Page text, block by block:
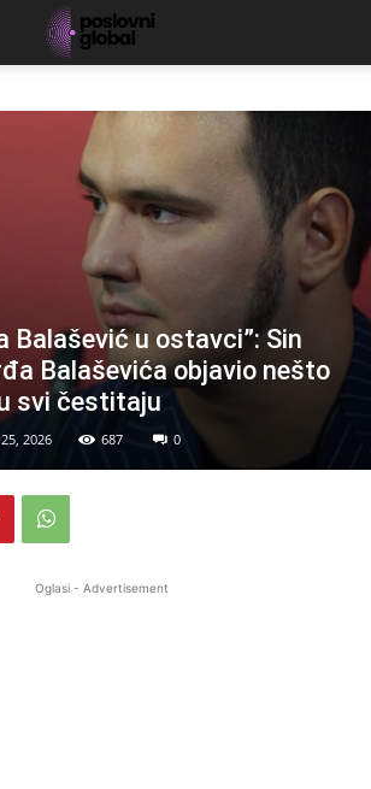
Balašević u ostavci”: Sin
Balaševića objavio nešto
svi čestitaju
2026 687 0
Oglasi - Advertisement